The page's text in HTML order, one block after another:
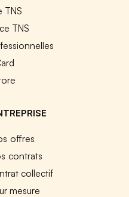
TNS
TNS
offres
contrats
collectif
mesure